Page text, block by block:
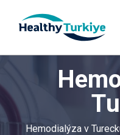
p
c
o
Hemodialýza v